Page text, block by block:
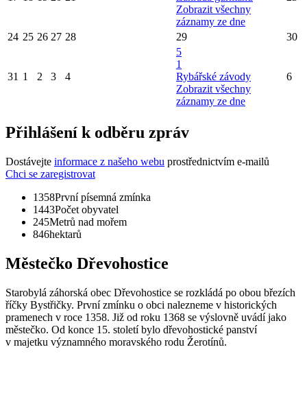
Zobrazit všechny
záznamy ze dne
24 25 26 27 28 29 30
31 1 2 3 4
5
1
Rybářské závody
Zobrazit všechny
záznamy ze dne
6
Přihlášení k odběru zpráv
Dostávejte informace z našeho webu prostřednictvím e-mailů
Chci se zaregistrovat
1358První písemná zmínka
1443Počet obyvatel
245Metrů nad mořem
846hektarů
Městečko Dřevohostice
Starobylá záhorská obec Dřevohostice se rozkládá po obou březích
říčky Bystřičky. První zmínku o obci nalezneme v historických
pramenech v roce 1358. Již od roku 1368 se výslovně uvádí jako
městečko. Od konce 15. století bylo dřevohostické panství
v majetku významného moravského rodu Žerotínů.